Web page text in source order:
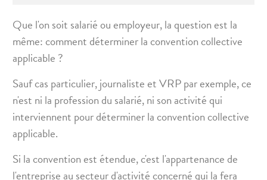
Que l'on soit salarié ou employeur, la question est la
même: comment déterminer la convention collective
applicable ?
Sauf cas particulier, journaliste et VRP par exemple, ce
n'est ni la profession du salarié, ni son activité qui
interviennent pour déterminer la convention collective
applicable.
Si la convention est étendue, c'est l'appartenance de
l'entreprise au secteur d'activité concerné qui la fera